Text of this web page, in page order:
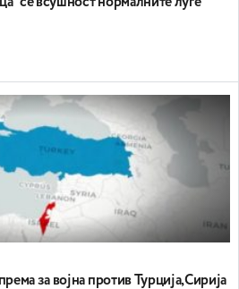
за војна против Турција,Сирија